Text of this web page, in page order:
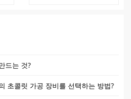
드는 것?
초콜릿 가공 장비를 선택하는 방법?